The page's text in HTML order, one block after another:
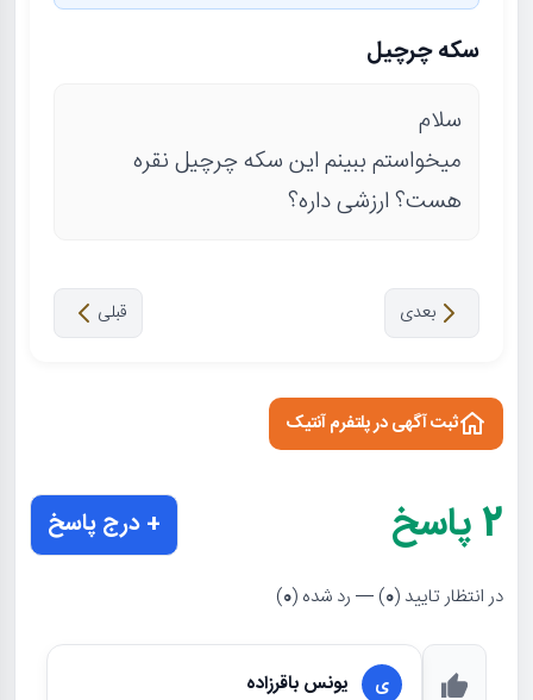
سکه چرچیل
سلام
میخواستم ببینم این سکه چرچیل نقره
هست؟ ارزشی داره؟
قبلی بعدی
ثبت آگهی در پلتفرم آنتیک
2پاسخ + درج پاسخ
در انتظار تایید (0) — رد شده (0
)
ی یونس باقرزاده